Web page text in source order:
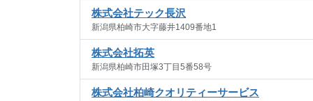
株式会社テック長沢
新潟県柏崎市大字藤井1409番地1
株式会社拓英
新潟県柏崎市田塚3丁目5番58号
株式会社柏崎クオリティーサービス